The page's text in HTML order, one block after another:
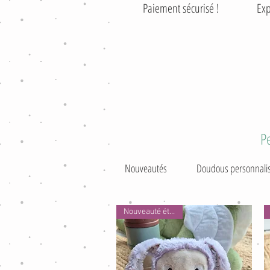
Paiement sécurisé !
Nouveautés Doudous
Nouveauté été 2026